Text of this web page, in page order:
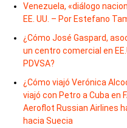
Venezuela, «diálogo
EE. UU. – Por Estefano
¿Cómo José Gaspard,
un centro comercial en
PDVSA?
¿Cómo viajó Verónica
viajó con Petro a Cuba en
Aeroflot Russian Airlines
hacia Suecia